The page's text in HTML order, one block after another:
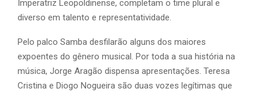
Imperatriz Leopoldinense, completam o time plural e
diverso em talento e representatividade.
Pelo palco Samba desfilarão alguns dos maiores
expoentes do gênero musical. Por toda a sua história na
música, Jorge Aragão dispensa apresentações. Teresa
Cristina e Diogo Nogueira são duas vozes legítimas que